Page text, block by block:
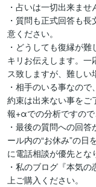
・占いは一切出来ませ
・質問も正式回答も
意ください。
・どうしても復縁が
キリお伝えします。一
ス致しますが、難しい
・相手のいる事なの
約束は出来ない事をご
報+αでの分析ですので
・最後の質問への回
ール内の“お休み”の日
に電話相談が優先とな
・私のブログ『本気
上ご購入ください。